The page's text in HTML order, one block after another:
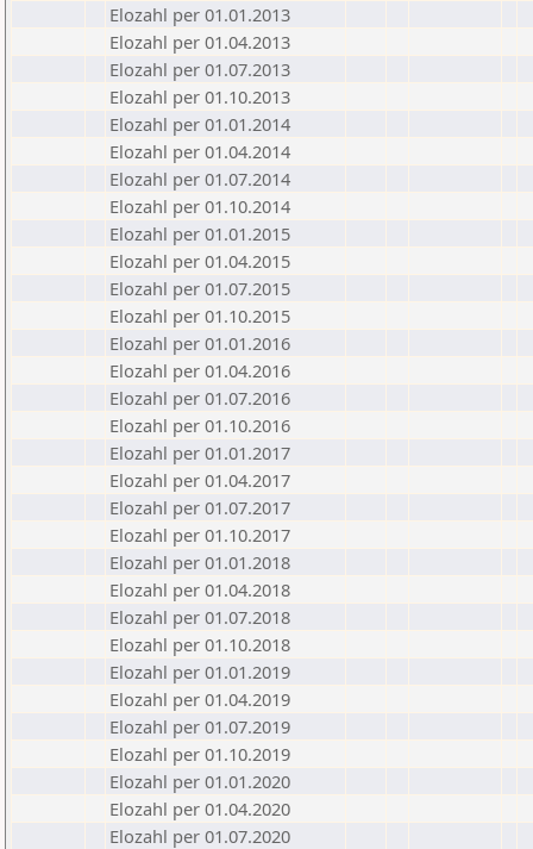
Elozahl per 01.01.2013
Elozahl per 01.04.2013
Elozahl per 01.07.2013
Elozahl per 01.10.2013
Elozahl per 01.01.2014
Elozahl per 01.04.2014
Elozahl per 01.07.2014
Elozahl per 01.10.2014
Elozahl per 01.01.2015
Elozahl per 01.04.2015
Elozahl per 01.07.2015
Elozahl per 01.10.2015
Elozahl per 01.01.2016
Elozahl per 01.04.2016
Elozahl per 01.07.2016
Elozahl per 01.10.2016
Elozahl per 01.01.2017
Elozahl per 01.04.2017
Elozahl per 01.07.2017
Elozahl per 01.10.2017
Elozahl per 01.01.2018
Elozahl per 01.04.2018
Elozahl per 01.07.2018
Elozahl per 01.10.2018
Elozahl per 01.01.2019
Elozahl per 01.04.2019
Elozahl per 01.07.2019
Elozahl per 01.10.2019
Elozahl per 01.01.2020
Elozahl per 01.04.2020
Elozahl per 01.07.2020